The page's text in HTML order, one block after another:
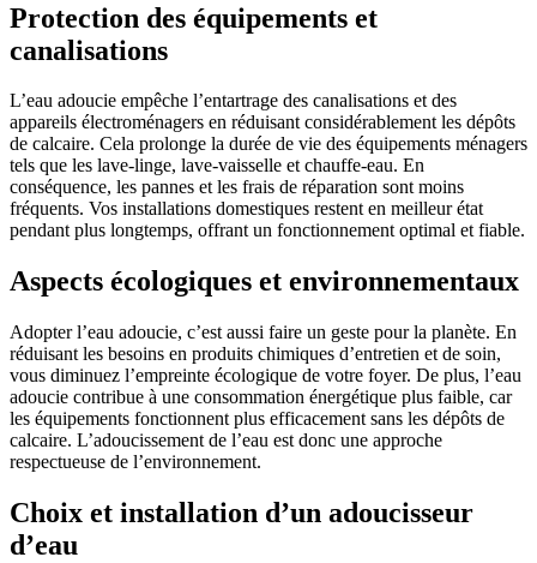
Protection des équipements et
canalisations
L’eau adoucie empêche l’entartrage des canalisations et des
appareils électroménagers en réduisant considérablement les dépôts
de calcaire. Cela prolonge la durée de vie des équipements ménagers
tels que les lave-linge, lave-vaisselle et chauffe-eau. En
conséquence, les pannes et les frais de réparation sont moins
fréquents. Vos installations domestiques restent en meilleur état
pendant plus longtemps, offrant un fonctionnement optimal et fiable.
Aspects écologiques et environnementaux
Adopter l’eau adoucie, c’est aussi faire un geste pour la planète. En
réduisant les besoins en produits chimiques d’entretien et de soin,
vous diminuez l’empreinte écologique de votre foyer. De plus, l’eau
adoucie contribue à une consommation énergétique plus faible, car
les équipements fonctionnent plus efficacement sans les dépôts de
calcaire. L’adoucissement de l’eau est donc une approche
respectueuse de l’environnement.
Choix et installation d’un adoucisseur
d’eau